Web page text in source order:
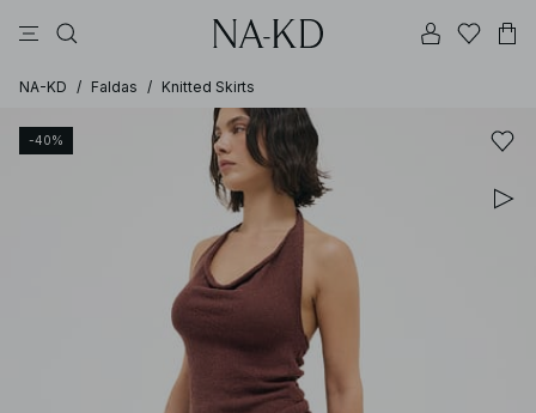
NA-KD / Faldas / Knitted Skirts
-40%